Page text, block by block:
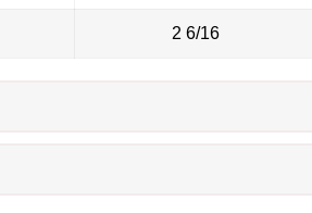
2 6/16